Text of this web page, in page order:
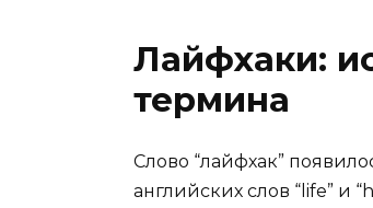
Лайфхаки:
термина
Слово “лайфхак”
английских слов “life” и